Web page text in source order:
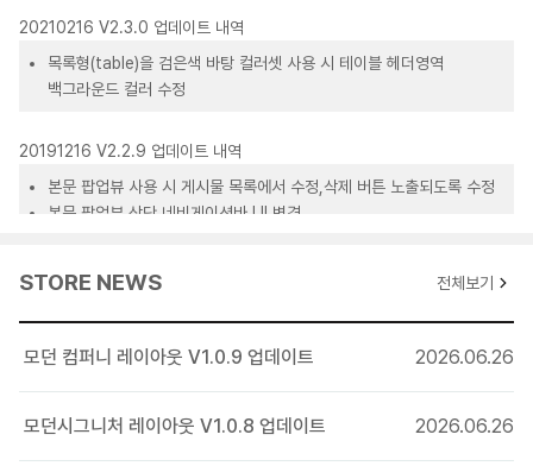
20210216 V2.3.0 업데이트 내역
목록형(table)을 검은색 바탕 컬러셋 사용 시 테이블 헤더영역
백그라운드 컬러 수정
20191216 V2.2.9 업데이트 내역
본문 팝업뷰 사용 시 게시물 목록에서 수정,삭제 버튼 노출되도록 수정
본문 팝업뷰 상단 네비게이션바 UI 변경
20191202 V2.2.8 업데이트 내역
네비게이션 사용 가능하도록 기능 추가
위 기능 수정에 따른 코드 수정 및 css 수정
STORE NEWS 전체보기
모던 컴퍼니 레이아웃 V1.0.9 업데이트 2026.06.26
모던시그니처 레이아웃 V1.0.8 업데이트 2026.06.26